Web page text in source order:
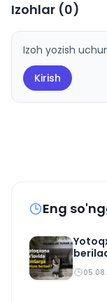
Izohlar (0)
Izoh yozish
Kirish
Eng